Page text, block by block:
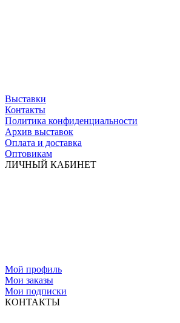
Выставки
Контакты
Политика конфиденциальности
Архив выставок
Оплата и доставка
Оптовикам
ЛИЧНЫЙ КАБИНЕТ
Мой профиль
Мои заказы
Мои подписки
КОНТАКТЫ